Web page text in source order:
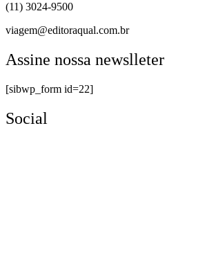
(11) 3024-9500
viagem@editoraqual.com.br
Assine nossa newslleter
[sibwp_form id=22]
Social